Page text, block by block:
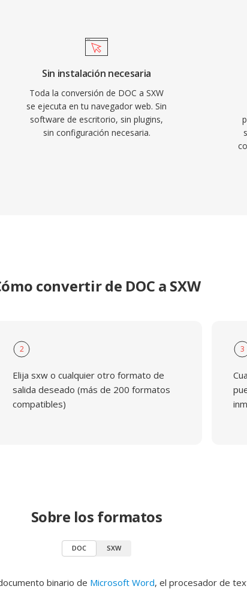
Sin instalación necesaria
Toda la conversión de DOC a SXW
se ejecuta en tu navegador web. Sin
software de escritorio, sin plugins,
sin configuración necesaria.
convertir de DOC a SXW
2
Elija sxw o cualquier otro formato de
salida deseado (más de 200 formatos
compatibles)
3
Sobre los formatos
DOC SXW
binario de Microsoft Word, el procesador de